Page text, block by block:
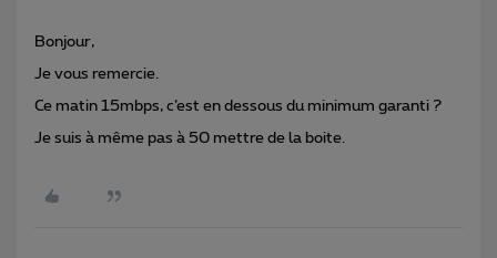
Bonjour,
Je vous remercie.
Ce matin 15mbps, c’est en dessous du minimum garanti ?
Je suis à même pas à 50 mettre de la boite.